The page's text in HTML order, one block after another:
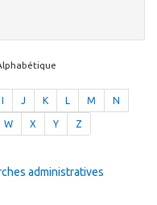
J K L M N
W X Y Z
administratives